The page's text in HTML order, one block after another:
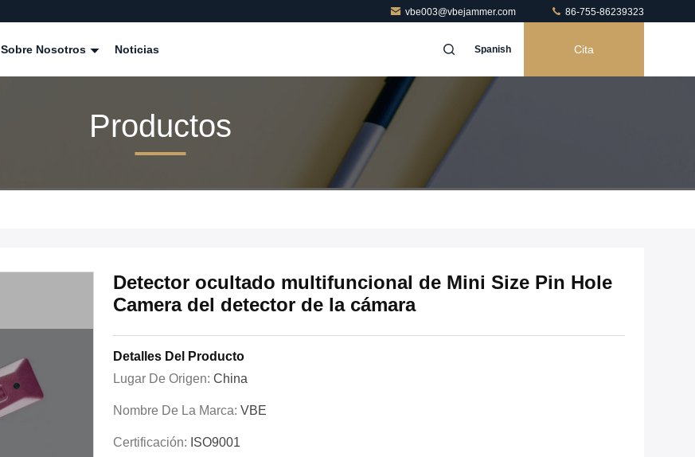
vbe003@vbejammer.com 86-755-86239323
Sobre Nosotros Noticias Spanish Cita
Productos
Detector ocultado multifuncional de Mini Size Pin Hole
Camera del detector de la cámara
Detalles Del Producto
Lugar De Origen: China
Nombre De La Marca: VBE
Certificación: ISO9001